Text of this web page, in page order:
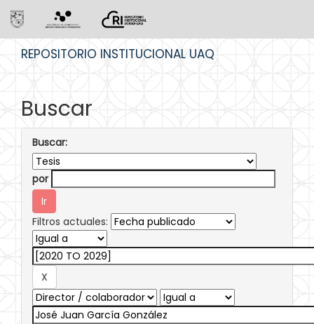
REPOSITORIO INSTITUCIONAL UAQ
Buscar
Buscar:
por
Filtros actuales: